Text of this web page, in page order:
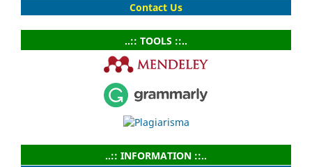
Contact Us
..:: TOOLS ::..
..:: INFORMATION ::..